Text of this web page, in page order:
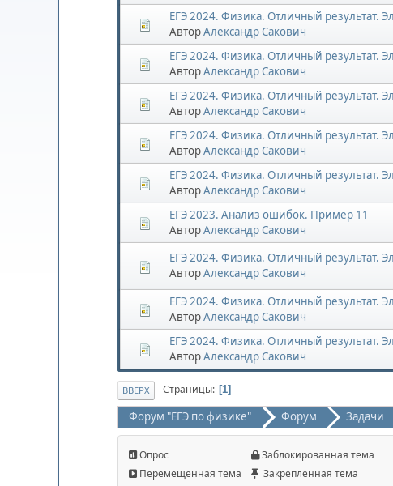
ЕГЭ 2024. Физика. Отличный результат.
АвторАлександр Сакович
ЕГЭ 2024. Физика. Отличный результат.
АвторАлександр Сакович
ЕГЭ 2024. Физика. Отличный результат.
АвторАлександр Сакович
ЕГЭ 2024. Физика. Отличный результат.
АвторАлександр Сакович
ЕГЭ 2024. Физика. Отличный результат.
АвторАлександр Сакович
ЕГЭ 2023. Анализ ошибок. Пример 11
АвторАлександр Сакович
ЕГЭ 2024. Физика. Отличный результат.
АвторАлександр Сакович
ЕГЭ 2024. Физика. Отличный результат.
АвторАлександр Сакович
ЕГЭ 2024. Физика. Отличный результат.
АвторАлександр Сакович
ВВЕРХ Страницы 1
Форум "ЕГЭ по физике" Форум Задачи
Опрос
Перемещенная тема
Заблокированная тема
Закрепленная тема